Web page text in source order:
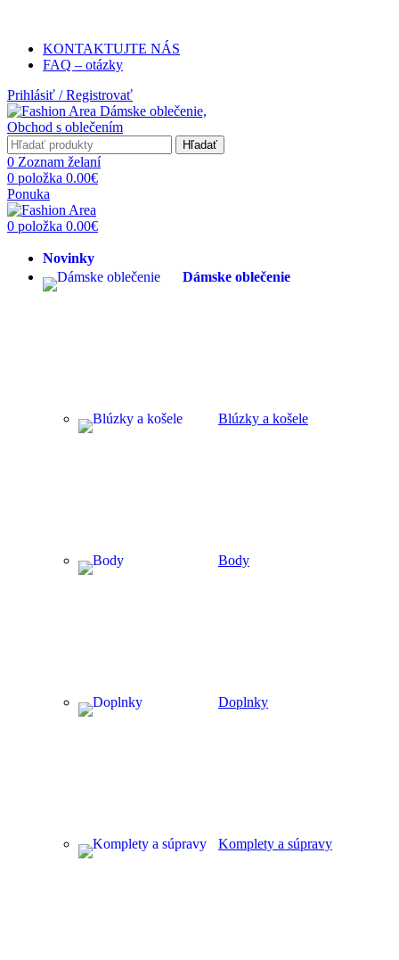
KONTAKTUJTE NÁS
FAQ – otázky
Prihlásiť / Registrovať
Hľadať
0 Zoznam želaní
0 položka 0.00€
Ponuka
0 položka 0.00€
Novinky
Dámske oblečenie
Blúzky a košele
Body
Doplnky
Komplety a súpravy